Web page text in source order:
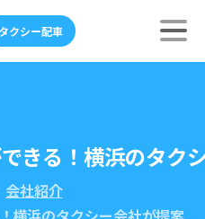
タクシー配車
きる！横浜のタ
会社紹介